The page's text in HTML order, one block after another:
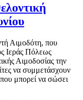
Αιμοδότη, που
Ιεράς Πόλεως
Αιμοδοσίας την
να συμμετάσχουν
μπορεί να σώσει